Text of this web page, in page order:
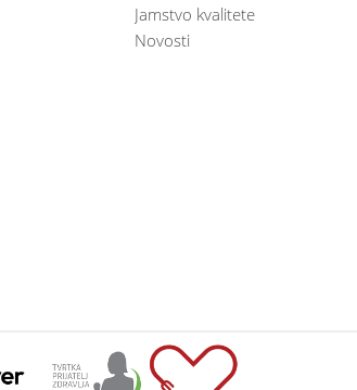
Jamstvo kvalitete
Novosti